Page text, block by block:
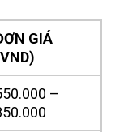
GIÁ
–